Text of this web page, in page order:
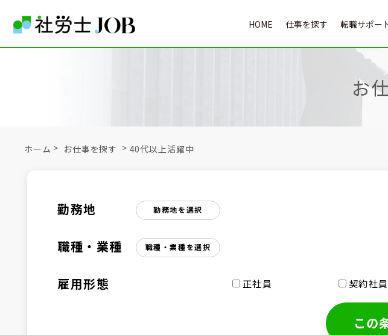
HOME 仕事を探す 転職サポー
お
ホーム > お仕事を探す > 40代以上活躍中
勤務地 勤務地を選択
職種・業種 職種・業種を選択
雇用形態 正社員 契約社員